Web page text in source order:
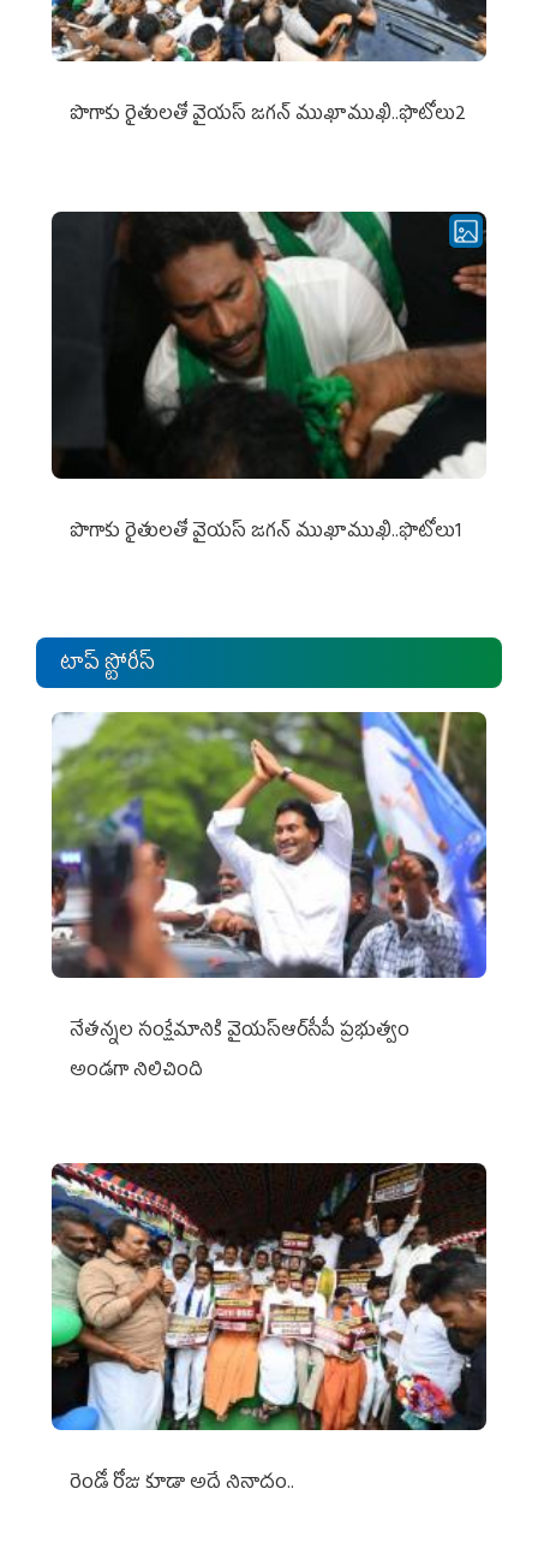
పొగాకు రైతుల‌తో వైయ‌స్ జ‌గ‌న్ ముఖాముఖి..ఫొటోలు2
పొగాకు రైతుల‌తో వైయ‌స్ జ‌గ‌న్ ముఖాముఖి..ఫొటోలు1
టాప్ స్టోరీస్
నేతన్నల సంక్షేమానికి వైయ‌స్ఆర్‌సీపీ ప్రభుత్వం
అండగా నిలిచింది
రెండో రోజు కూడా అదే నినాదం..